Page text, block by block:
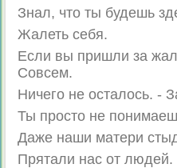
Знал, что ты будешь
Жалеть себя.
Если вы пришли за
Совсем.
Ничего не осталось. -
Ты просто не
Даже наши матери
Прятали нас от людей.